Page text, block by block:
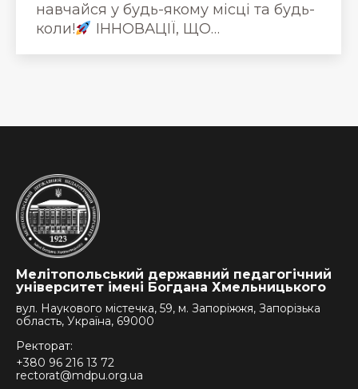
навчайся у будь-якому місці та будь-
коли!
ІННОВАЦІЇ, ЩО…
Мелітопольський державний педагогічний
університет імені Богдана Хмельницького
вул. Наукового містечка, 59, м. Запоріжжя, Запорізька
область, Україна, 69000
Ректорат:
+380 96 216 13 72
rectorat@mdpu.org.ua